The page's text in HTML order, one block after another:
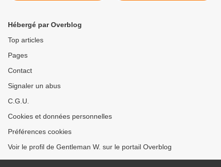
Hébergé par Overblog
Top articles
Pages
Contact
Signaler un abus
C.G.U.
Cookies et données personnelles
Préférences cookies
Voir le profil de Gentleman W. sur le portail Overblog